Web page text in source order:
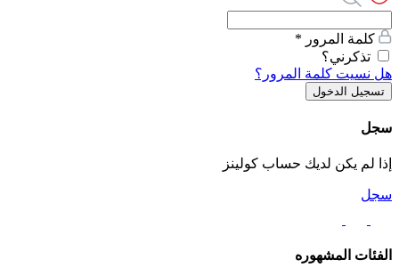
كلمة المرور *
تذكرني؟
هل نسيت كلمة المرور؟
سجل
إذا لم يكن لديك حساب كولينز
سجل
الفئات المشهوره